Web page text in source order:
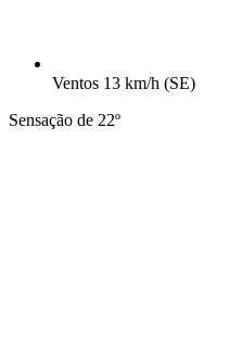
Ventos 13 km/h (SE)
Sensação de 22º